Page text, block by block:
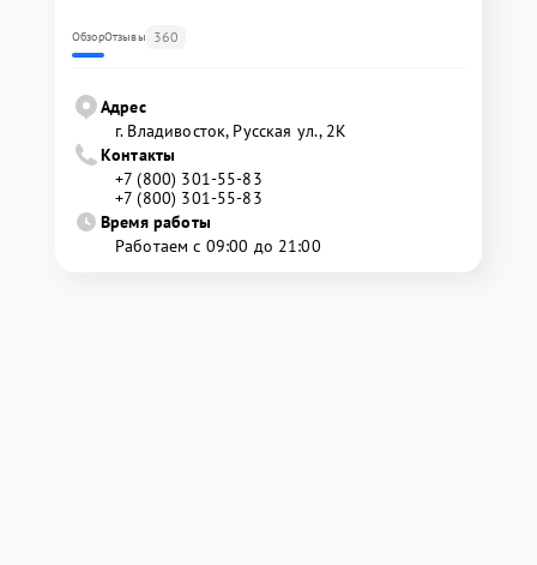
ОбзорОтзывы 360
Адрес
г. Владивосток, Русская ул., 2К
Контакты
+7 (800) 301-55-83
+7 (800) 301-55-83
Время работы
Работаем с 09:00 до 21:00